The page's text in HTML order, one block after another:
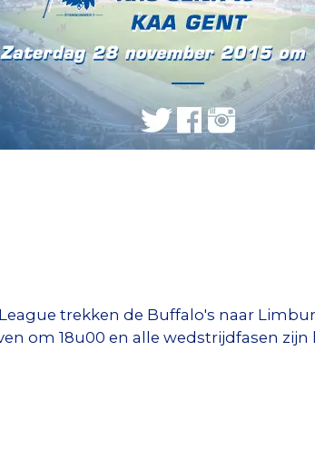
trekken de Buffalo's naar
om 18u00 en alle wedstrijdfasen zijn